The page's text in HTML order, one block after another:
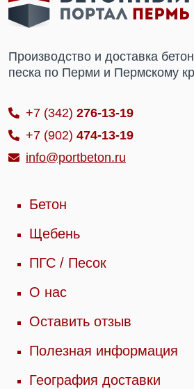
Производство и доставка
песка по Перми и Пермскому
+7 (342) 276-13-19
+7 (902) 474-13-19
info@portbeton.ru
Бетон
Щебень
ПГС / Песок
О нас
Оставить отзыв
Полезная информация
География доставки